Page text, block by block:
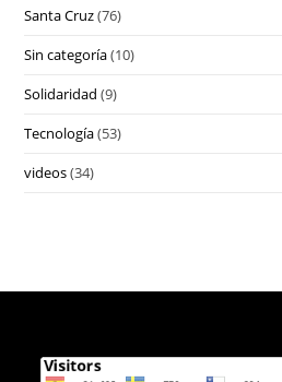
Santa Cruz(76)
Sin categoría(10)
Solidaridad (9)
Tecnología(53)
videos(34)